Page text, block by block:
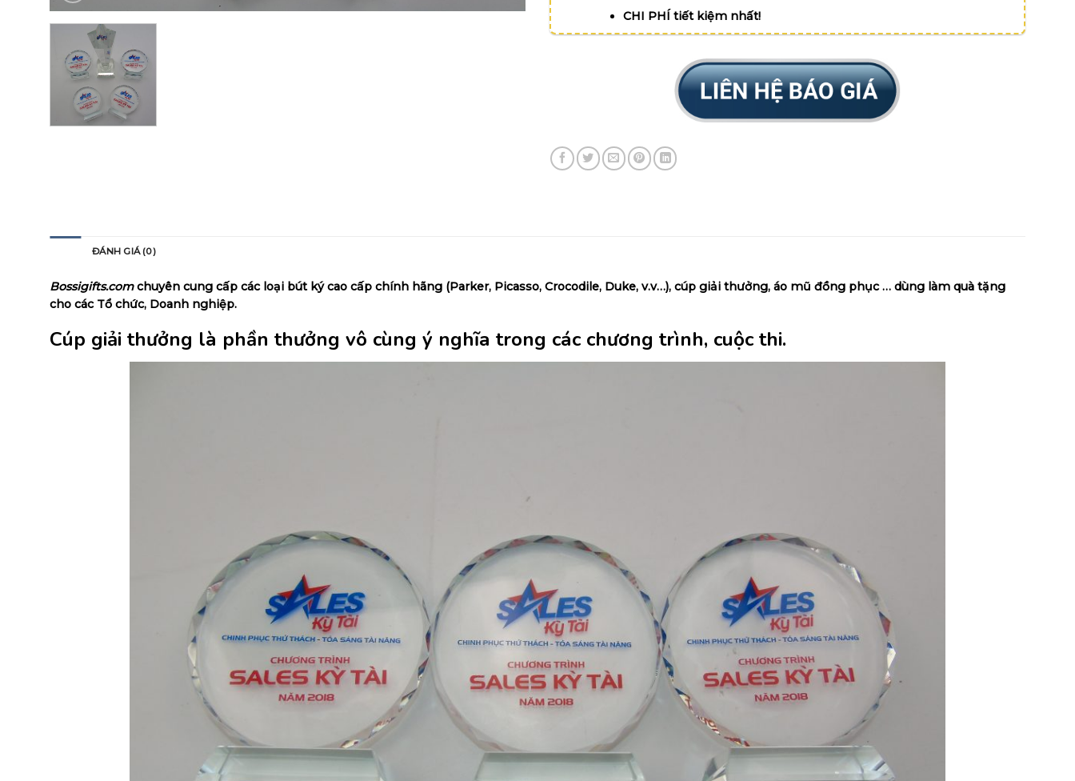
CHI PHÍ tiết kiệm nhất!
ĐÁNH GIÁ (0)
Bossigifts.com chuyên cung cấp các loại bút ký cao cấp chính hãng (Parker, Picasso, Crocodile, Duke, v.v…), cúp giải thưởng, áo mũ đồng phục … dùng làm quà tặng
cho các Tổ chức, Doanh nghiệp.
Cúp giải thưởng là phần thưởng vô cùng ý nghĩa trong các chương trình, cuộc thi.